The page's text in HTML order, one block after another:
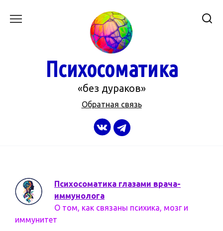
Психосоматика
«без дураков»
Обратная связь
Психосоматика глазами врача-
иммунолога
О том, как связаны психика, мозг и
иммунитет